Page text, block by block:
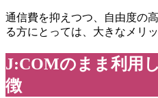
通信費を抑えつつ、自由度の
る方にとっては、大きなメリ
J:COMのまま利用
徴